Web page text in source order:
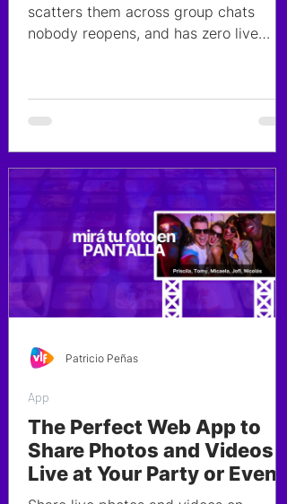
scatters them across group chats
nobody reopens, and has zero live
This guide breaks down every option
couples actually use to share wedding
the platform you choose.
The Perfect Web App to
Share Photos and Videos
Live at Your Party or Event
App
Patricio Peñas